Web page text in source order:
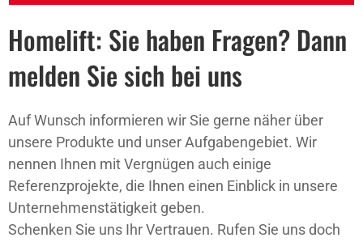
Homelift: Sie haben Fragen? Dann
melden Sie sich bei uns
Auf Wunsch informieren wir Sie gerne näher über
unsere Produkte und unser Aufgabengebiet. Wir
nennen Ihnen mit Vergnügen auch einige
Referenzprojekte, die Ihnen einen Einblick in unsere
Unternehmenstätigkeit geben.
Schenken Sie uns Ihr Vertrauen. Rufen Sie uns doch